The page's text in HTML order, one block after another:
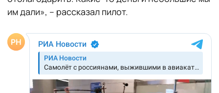
им дали», – рассказал пилот.